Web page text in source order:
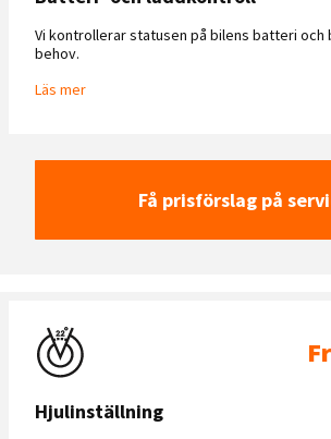
Vi kontrollerar statusen på bilens batteri
behov.
Läs mer
Få prisförslag på
Hjulinställning